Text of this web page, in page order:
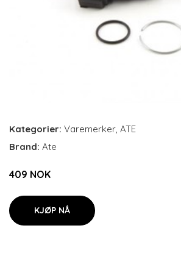
Kategorier: Varemerker, ATE
Brand: Ate
409 NOK
KJØP NÅ